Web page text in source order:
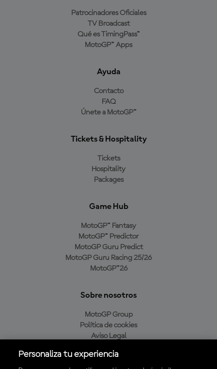
Patrocinadores Oficiales
TV Broadcast
Qué es TimingPass™
MotoGP™ Apps
Ayuda
Contacto
FAQ
Únete a MotoGP™
Tickets & Hospitality
Tickets
Hospitality
Packages
Game Hub
MotoGP™ Fantasy
MotoGP™ Predictor
MotoGP Guru Predict
MotoGP Guru Racing 25/26
MotoGP™26
Sobre nosotros
MotoGP Group
Política de cookies
Aviso Legal
Política de compra
Personaliza tu experiencia